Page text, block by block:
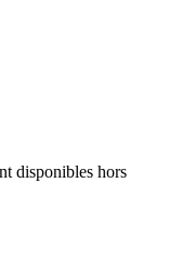
disponibles hors